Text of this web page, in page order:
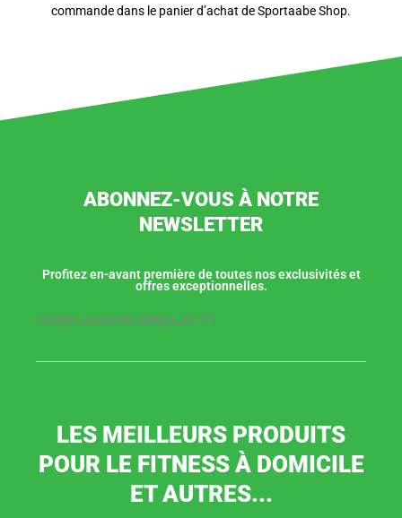
commande dans le panier d’achat de Sportaabe Shop.
ABONNEZ-VOUS À NOTRE
NEWSLETTER
Profitez en-avant première de toutes nos exclusivités et
offres exceptionnelles.
[mailjet_subscribe widget_id="2"]
LES MEILLEURS PRODUITS
POUR LE FITNESS À DOMICILE
ET AUTRES...